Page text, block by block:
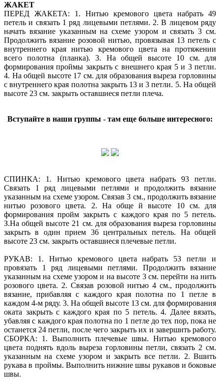
ЖАКЕТ
ПЕРЕД ЖАКЕТА: 1. Нитью кремового цвета набрать 49
петель и связать 1 ряд лицевыми петлями. 2. В лицевом ряду
начать вязание указанным на схеме узором и связать 3 см.
Продолжить вязание розовой нитью, провязывая 13 петель с
внутреннего края нитью кремового цвета на протяжении
всего полотна (планка). 3. На общей высоте 10 см. для
формирования проймы закрыть с внешнего края 5 и 3 петли.
4. На общей высоте 17 см. для образования выреза горловины
с внутреннего края полотна закрыть 13 и 3 петли. 5. На общей
высоте 23 см. закрыть оставшиеся петли плеча.
Вступайте в наши группы - там еще больше интересного:
СПИНКА: 1. Нитью кремового цвета набрать 93 петли.
Связать 1 ряд лицевыми петлями и продолжить вязание
указанным на схеме узором. Связав 3 см., продолжить вязание
нитью розового цвета. 2. На обще й высоте 10 см. для
формирования пройм закрыть с каждого края по 5 петель.
З.На общей высоте 21 см. для образования выреза горловины
закрыть в один прием 36 центральных петель. На общей
высоте 23 см. закрыть оставшиеся плечевые петли.
РУКАВ: 1. Нитью кремового цвета набрать 53 петли и
провязать 1 ряд лицевыми петлями. Продолжить вязание
указанным на схеме узором и на высоте 3 см. перейти на нить
розового цвета. 2. Связав розовой нитью 4 см., продолжить
вязание, прибавляя с каждого края полотна по 1 петле в
каждом 4-м ряду. 3. На общей высоте 13 см. для формирования
оката закрыть с каждого края по 5 петель. 4. Далее вязать,
убавляя с каждого края полотна по 1 петле до тех пор, пока не
останется 24 петли, после чего закрыть их и завершить работу.
СБОРКА: 1. Выполнить плечевые швы. Нитью кремового
цвета поднять вдоль выреза горловины петли, связать 2 см.
указанным на схеме узором и закрыть все петли. 2. Вшить
рукава в проймы. Выполнить нижние швы рукавов и боковые
швы.